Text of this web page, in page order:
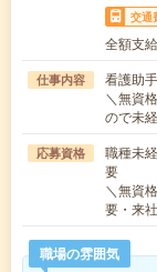
交通
全額支給
仕事内容
看護助手
＼無資
ので未
応募資格
職種未
要
＼無資
要・来
職場の雰囲気